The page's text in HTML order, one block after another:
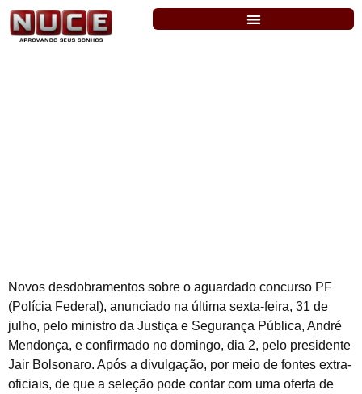
Novos desdobramentos sobre o aguardado concurso PF
(Polícia Federal), anunciado na última sexta-feira, 31 de
julho, pelo ministro da Justiça e Segurança Pública, André
Mendonça, e confirmado no domingo, dia 2, pelo presidente
Jair Bolsonaro. Após a divulgação, por meio de fontes extra-
oficiais, de que a seleção pode contar com uma oferta de